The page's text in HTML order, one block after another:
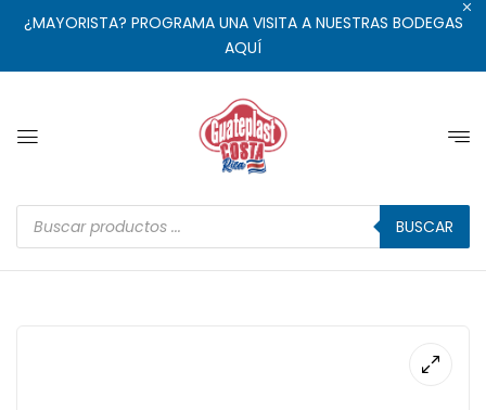
¿MAYORISTA? PROGRAMA UNA VISITA A NUESTRAS BODEGAS
AQUÍ
BUSCAR